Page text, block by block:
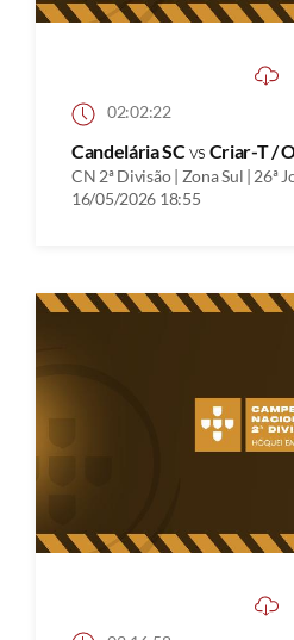
02:02:22
Candelária SCvs Criar-T /
CN 2ª Divisão | Zona Sul | 26ª
16/05/2026 18:55